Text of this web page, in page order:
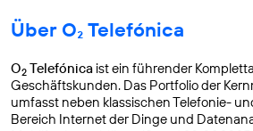
Über O₂ Telefónica
O2 Telefónica ist ein führender
Geschäftskunden. Das Portfolio der
umfasst neben klassischen Telefonie-
Bereich Internet der Dinge und